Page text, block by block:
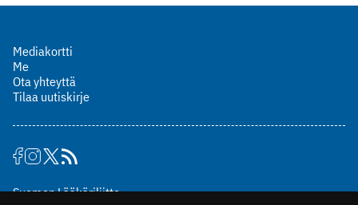
Mediakortti
Me
Ota yhteyttä
Tilaa uutiskirje
Suomen Lääkäriliitto